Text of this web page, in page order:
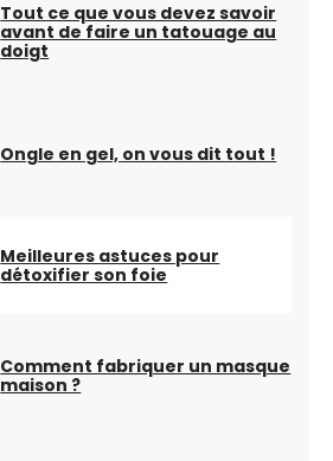
Tout ce que vous devez savoir
avant de faire un tatouage au
doigt
Ongle en gel, on vous dit tout !
Meilleures astuces pour
détoxifier son foie
Comment fabriquer un masque
maison ?